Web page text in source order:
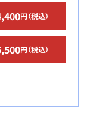
円（税込）
円（税込）